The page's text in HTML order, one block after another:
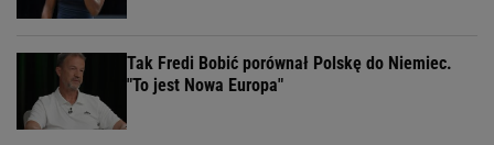
Tak Fredi Bobić porównał Polskę do Niemiec.
"To jest Nowa Europa"